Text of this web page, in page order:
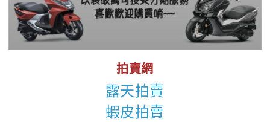
拍賣網
露天拍賣
蝦皮拍賣